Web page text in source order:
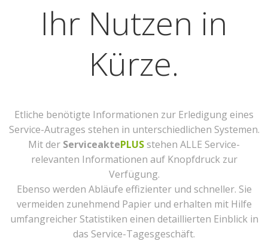
Ihr Nutzen in
Kürze.
Etliche benötigte Informationen zur Erledigung eines
Service-Autrages stehen in unterschiedlichen Systemen.
Mit der ServiceaktePLUS stehen ALLE Service-
relevanten Informationen auf Knopfdruck zur
Verfügung.
Ebenso werden Abläufe effizienter und schneller. Sie
vermeiden zunehmend Papier und erhalten mit Hilfe
umfangreicher Statistiken einen detaillierten Einblick in
das Service-Tagesgeschäft.